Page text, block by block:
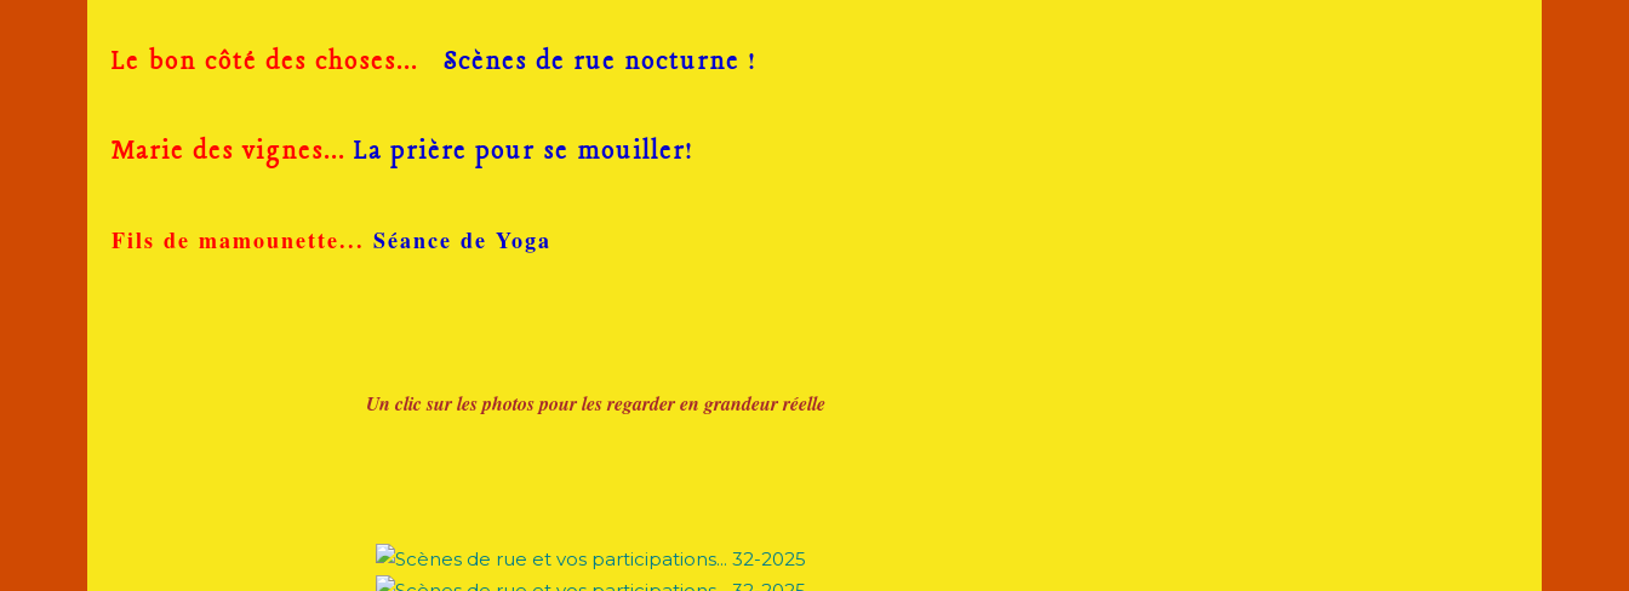
Le bon côté des choses... Scènes de rue nocturne !
Marie des vignes... La prière pour se mouiller!
Fils de mamounette... Séance de Yoga
Un clic sur les photos pour les regarder en grandeur réelle